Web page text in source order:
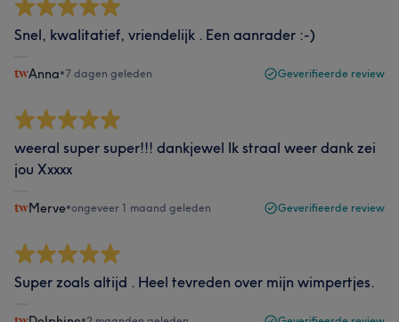
Snel, kwalitatief, vriendelijk . Een aanrader :-)
Anna•7 dagen geleden Geverifieerde review
weeral super super!!! dankjewel Ik straal weer dank zei
jou Xxxxx
Merve•ongeveer 1 maand geleden Geverifieerde review
Super zoals altijd . Heel tevreden over mijn wimpertjes.